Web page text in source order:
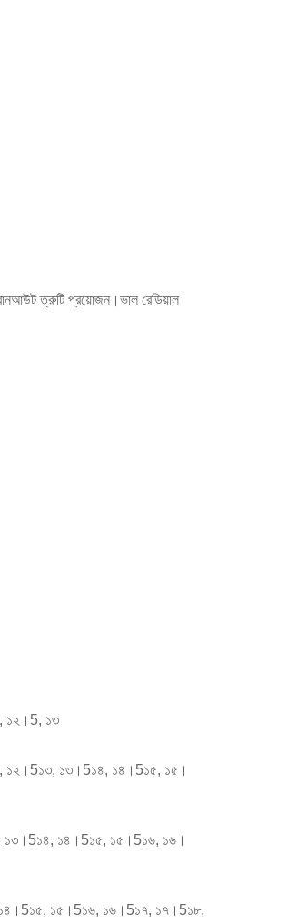
ত্রুটি প্রয়োজন।ভাল রেডিয়াল
১২।5, ১৩
১২।5১৩, ১৩।5১৪, ১৪।5১৫, ১৫।
১৩।5১৪, ১৪।5১৫, ১৫।5১৬, ১৬।
১৪।5১৫, ১৫।5১৬, ১৬।5১৭, ১৭।5১৮,